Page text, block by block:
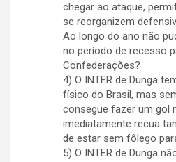
chegar ao ataque,
se reorganizem
Ao longo do ano não
no período de recesso
Confederações?
4) O INTER de Dunga
físico do Brasil, mas
consegue fazer um gol
imediatamente recua
de estar sem fôlego
5) O INTER de Dunga